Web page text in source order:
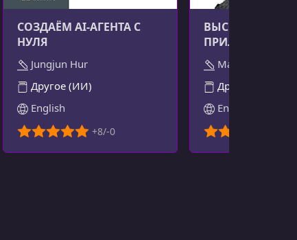
СОЗДАЁМ AI-АГЕНТА С
НУЛЯ
Jungjun Hur
Другое (ИИ)
English
ПРИЛОЖЕНИЯ,
ИЗДАНИЕ
Martin
Другое
English